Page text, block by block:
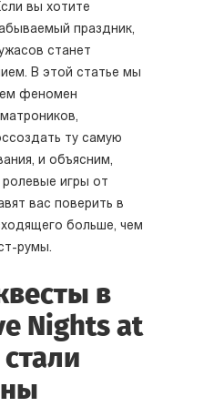
вы хотите
праздник,
станет
В этой статье мы
феномен
ту самую
и объясним,
игры от
вас поверить в
больше, чем
румы.
в
Nights at